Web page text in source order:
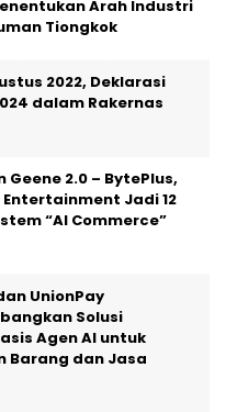
Arah Industri
Tiongkok
2022, Deklarasi
dalam Rakernas
2.0 – BytePlus,
Entertainment Jadi 12
“AI Commerce”
UnionPay
Solusi
Agen AI untuk
Barang dan Jasa